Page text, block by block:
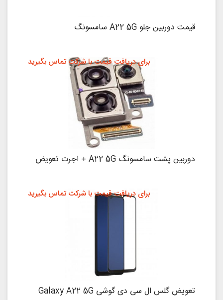
قیمت دوربین جلو A22 5G سامسونگ
دوربین پشت سامسونگ A22 5G + اجرت تعویض
برای دریافت قیمت با شرکت تماس بگیرید
تعویض گلس ال سی دی گوشی Galaxy A22 5G
برای دریافت قیمت با شرکت تماس بگیرید